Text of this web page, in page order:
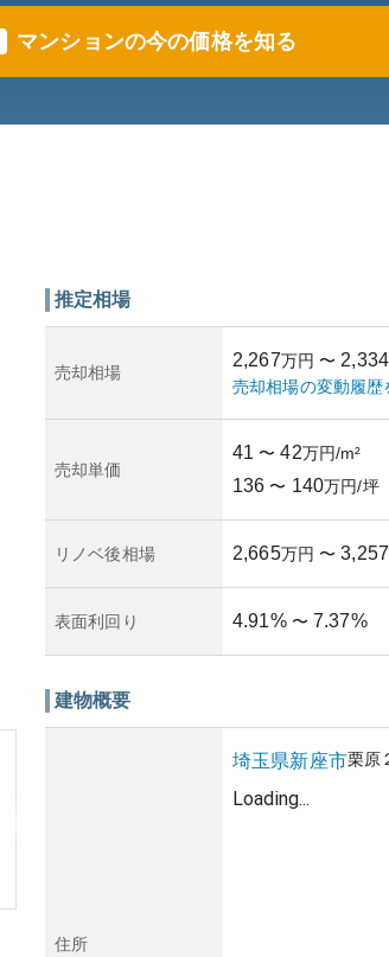
マンションの今の価格を知る
推定相場
売却相場
2,267万円 〜 2,334
売却相場の変動履歴
売却単価
41 〜 42万円/m²
136 〜 140万円/坪
リノベ後相場 2,665万円 〜 3,257
表面利回り 4.91% 〜 7.37%
建物概要
住所
埼玉県新座市栗原
Loading...